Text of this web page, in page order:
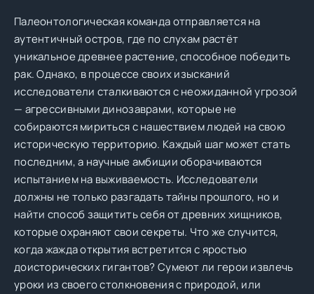
Палеонтологическая команда отправляется на
аутентичный остров, где по слухам растёт
уникальное древнее растение, способное победить
рак. Однако, в процессе своих изысканий
исследователи сталкиваются с неожиданной угрозой
— агрессивными динозаврами, которые не
собираются мириться с нашествием людей на свою
историческую территорию. Каждый шаг может стать
последним, а научные амбиции оборачиваются
испытанием на выживаемость. Исследователи
должны не только разгадать тайны прошлого, но и
найти способ защитить себя от древних хищников,
которые охраняют свои секреты. Что же случится,
когда жажда открытия встретится с яростью
доисторических гигантов? Сумеют ли герои извлечь
уроки из своего столкновения с природой, или